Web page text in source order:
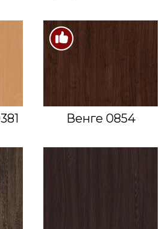
Венге 0854